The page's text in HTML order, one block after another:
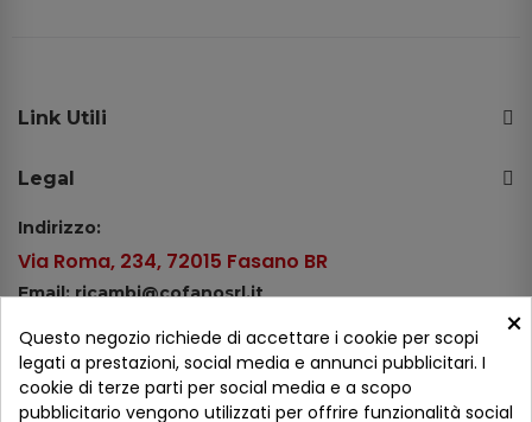
Link Utili
Legal
Indirizzo:
Via Roma, 234, 72015 Fasano BR
Email: ricambi@cofanosrl.it
Tel.: +39 080 44 13 478
WhatsApp: +39 334 98 51 100
×
Questo negozio richiede di accettare i cookie per scopi
legati a prestazioni, social media e annunci pubblicitari. I
cookie di terze parti per social media e a scopo
pubblicitario vengono utilizzati per offrire funzionalità social